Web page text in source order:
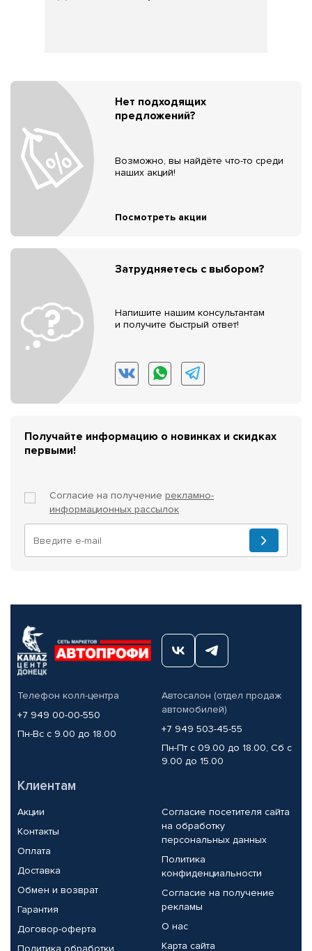
Нет подходящих
предложений?
Возможно, вы найдёте что-то среди
наших акций!
Посмотреть акции
Затрудняетесь с выбором?
Напишите нашим консультантам
и получите быстрый ответ!
Получайте информацию о новинках и скидках
первыми!
Согласие на получение рекламно-
информационных рассылок
Телефон колл-центра
+7 949 00-00-550
Пн-Вс с 9.00 до 18.00
Автосалон (отдел продаж
автомобилей)
+7 949 503-45-55
Пн-Пт с 09.00 до 18.00, Сб с
9.00 до 15.00
Клиентам
Акции
Контакты
Оплата
Доставка
Обмен и возврат
Гарантия
Договор-оферта
Политика обработки
Согласие посетителя сайта
на обработку
персональных данных
Политика
конфиденциальности
Согласие на получение
рекламы
О нас
Карта сайта